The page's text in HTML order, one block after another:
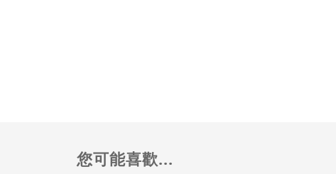
您可能喜歡...